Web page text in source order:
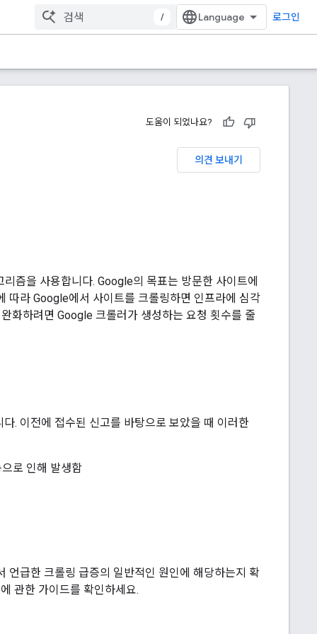
/ 로그인
도움이 되었나요?
의견 보내기
즘을 사용합니다. Google의 목표는 방문한 사이트에
따라 Google에서 사이트를 크롤링하면 인프라에 심각
화하려면 Google 크롤러가 생성하는 요청 횟수를 줄
. 이전에 접수된 신고를 바탕으로 보았을 때 이러한
로 인해 발생함
언급한 크롤링 급증의 일반적인 원인에 해당하는지 확
에 관한 가이드를 확인하세요.